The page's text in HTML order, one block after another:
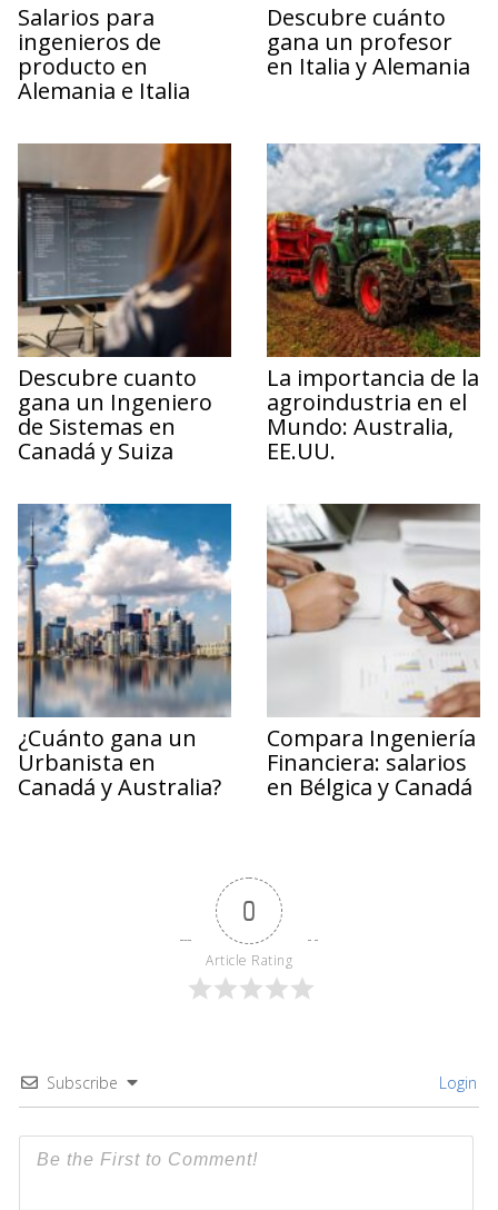
Salarios para
ingenieros de
producto en
Alemania e Italia
Descubre cuánto
gana un profesor
en Italia y Alemania
Descubre cuanto
gana un Ingeniero
de Sistemas en
Canadá y Suiza
La importancia de la
agroindustria en el
Mundo: Australia,
EE.UU.
¿Cuánto gana un
Urbanista en
Canadá y Australia?
Compara Ingeniería
Financiera: salarios
en Bélgica y Canadá
0
Article Rating
Subscribe Login